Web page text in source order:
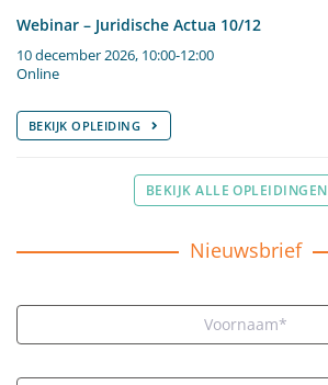
Webinar – Juridische Actua 10/12
10 december 2026, 10:00-12:00
Online
BEKIJK OPLEIDING
BEKIJK ALLE OPLEIDINGEN
Nieuwsbrief